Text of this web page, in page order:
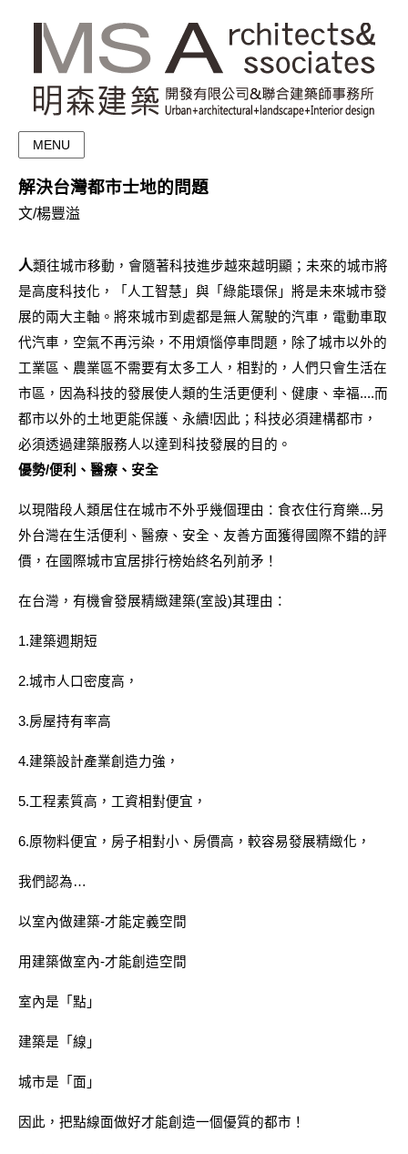
MENU
解決台灣都市士地的問題
文/楊豐溢
人類往城市移動，會隨著科技進步越來越明顯；未來的城市將
是高度科技化，「人工智慧」與「綠能環保」將是未來城市發
展的兩大主軸。將來城市到處都是無人駕駛的汽車，電動車取
代汽車，空氣不再污染，不用煩惱停車問題，除了城市以外的
工業區、農業區不需要有太多工人，相對的，人們只會生活在
市區，因為科技的發展使人類的生活更便利、健康、幸福....而
都市以外的土地更能保護、永續!因此；科技必須建構都市，
必須透過建築服務人以達到科技發展的目的。
優勢/便利、醫療、安全
以現階段人類居住在城市不外乎幾個理由：食衣住行育樂...另
外台灣在生活便利、醫療、安全、友善方面獲得國際不錯的評
價，在國際城市宜居排行榜始終名列前矛！
在台灣，有機會發展精緻建築(室設)其理由：
1.建築週期短
2.城市人口密度高，
3.房屋持有率高
4.建築設計產業創造力強，
5.工程素質高，工資相對便宜，
6.原物料便宜，房子相對小、房價高，較容易發展精緻化，
我們認為…
以室內做建築-才能定義空間
用建築做室內-才能創造空間
室內是「點」
建築是「線」
城市是「面」
因此，把點線面做好才能創造一個優質的都市！